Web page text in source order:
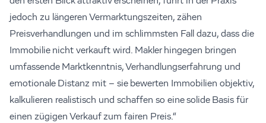
jedoch zu längeren Vermarktungszeiten, zähen
Preisverhandlungen und im schlimmsten Fall dazu, dass die
Immobilie nicht verkauft wird. Makler hingegen bringen
umfassende Marktkenntnis, Verhandlungserfahrung und
emotionale Distanz mit – sie bewerten Immobilien objektiv,
kalkulieren realistisch und schaffen so eine solide Basis für
einen zügigen Verkauf zum fairen Preis.“